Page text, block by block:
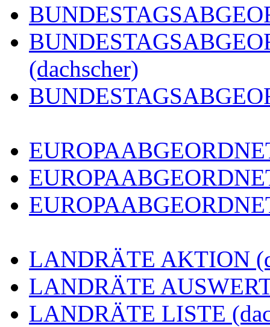
(dachscher)
LANDRÄTE AKTION
LANDRÄTE
LANDRÄTE LISTE